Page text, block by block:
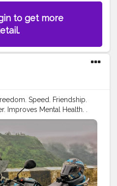
to get more
Speed. Friendship.
Improves Mental Health. .
#mumbairains
#motorcycles #bike
#ride
#maharashtra
#hero5black #yamaha